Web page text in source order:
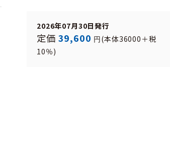
2026年07月30日発行
定価 39,600 円 (本体36000＋税
10％)